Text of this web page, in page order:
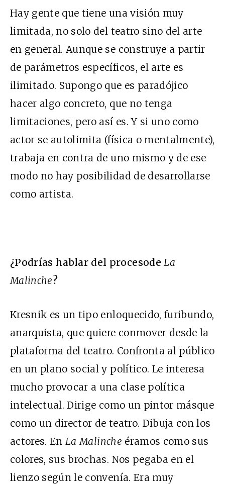
Hay gente que tiene una visión muy
limitada, no solo del teatro sino del arte
en general. Aunque se construye a partir
de parámetros específicos, el arte es
ilimitado. Supongo que es paradójico
hacer algo concreto, que no tenga
limitaciones, pero así es. Y si uno como
actor se autolimita (física o mentalmente),
trabaja en contra de uno mismo y de ese
modo no hay posibilidad de desarrollarse
como artista.
¿Podrías hablar del procesodeLa
Malinche ?
Kresnik es un tipo enloquecido, furibundo,
anarquista, que quiere conmover desde la
plataforma del teatro. Confronta al público
en un plano social y político. Le interesa
mucho provocar a una clase política
intelectual. Dirige como un pintor másque
como un director de teatro. Dibuja con los
actores. EnLa Malinche éramos como sus
colores, sus brochas. Nos pegaba en el
lienzo según le convenía. Era muy